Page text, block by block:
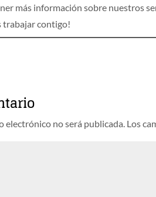
más información sobre nuestros
trabajar contigo!
electrónico no será publicada. Los